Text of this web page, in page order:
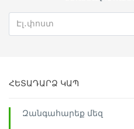
ՀԵՏԱԴԱՐՁ ԿԱՊ
Զանգահարեք մեզ